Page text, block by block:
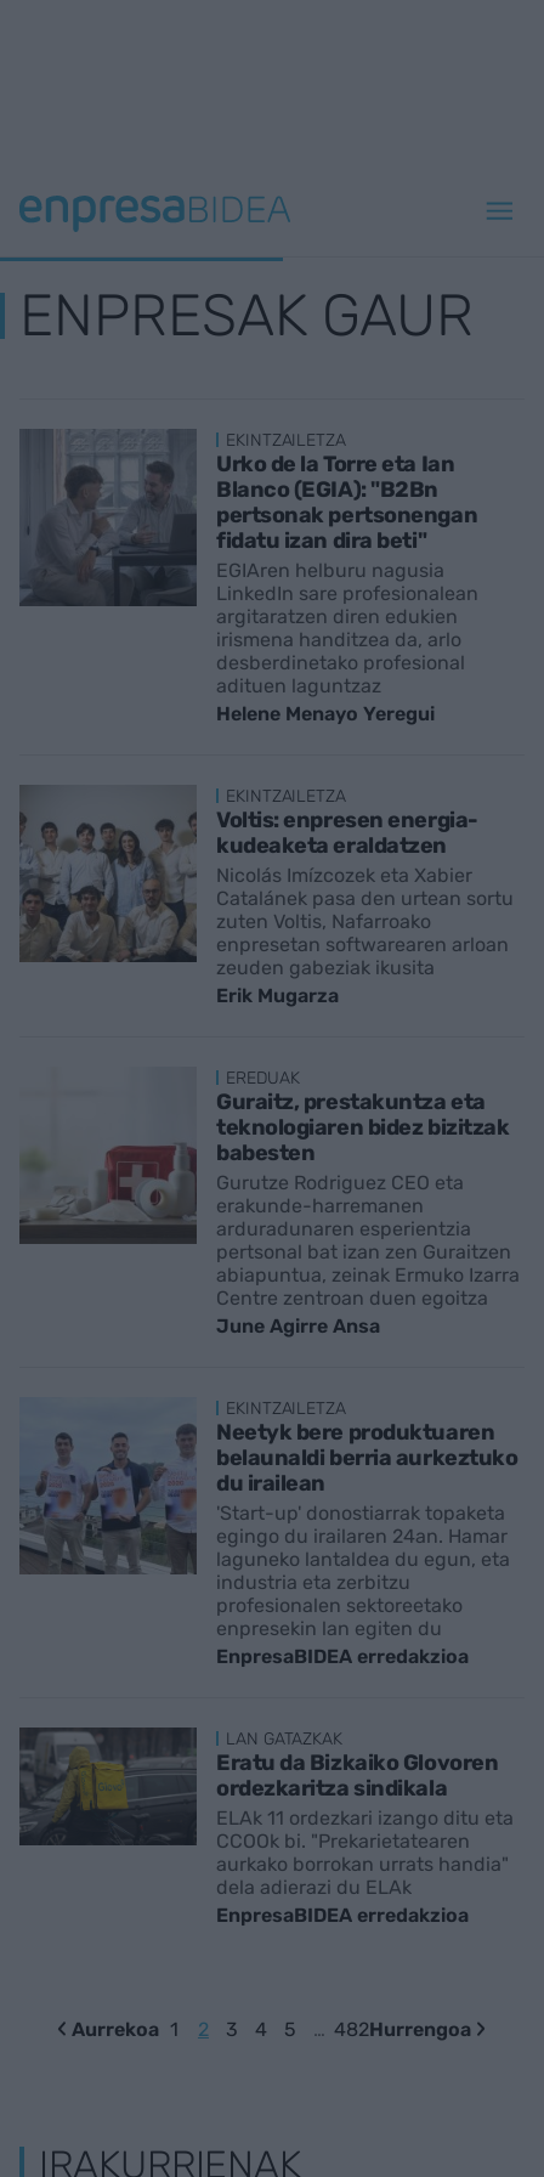
ENPRESAK GAUR
EKINTZAILETZA
Urko de la Torre eta Ian
Blanco (EGIA): "B2Bn
pertsonak pertsonengan
fidatu izan dira beti"
EGIAren helburu nagusia
LinkedIn sare profesionalean
argitaratzen diren edukien
irismena handitzea da, arlo
desberdinetako profesional
adituen laguntzaz
Helene Menayo Yeregui
EKINTZAILETZA
Voltis: enpresen energia-
kudeaketa eraldatzen
Nicolás Imízcozek eta Xabier
Catalánek pasa den urtean sortu
zuten Voltis, Nafarroako
enpresetan softwarearen arloan
zeuden gabeziak ikusita
Erik Mugarza
EREDUAK
Guraitz, prestakuntza eta
teknologiaren bidez bizitzak
babesten
Gurutze Rodriguez CEO eta
erakunde-harremanen
arduradunaren esperientzia
pertsonal bat izan zen Guraitzen
abiapuntua, zeinak Ermuko Izarra
Centre zentroan duen egoitza
June Agirre Ansa
EKINTZAILETZA
Neetyk bere produktuaren
belaunaldi berria aurkeztuko
du irailean
'Start-up' donostiarrak topaketa
egingo du irailaren 24an. Hamar
laguneko lantaldea du egun, eta
industria eta zerbitzu
profesionalen sektoreetako
enpresekin lan egiten du
EnpresaBIDEA erredakzioa
LAN GATAZKAK
Eratu da Bizkaiko Glovoren
ordezkaritza sindikala
ELAk 11 ordezkari izango ditu eta
CCOOk bi. "Prekarietatearen
aurkako borrokan urrats handia"
dela adierazi du ELAk
EnpresaBIDEA erredakzioa
Aurrekoa 1 2 3 4 5 … 482Hurrengoa
IRAKURRIENAK